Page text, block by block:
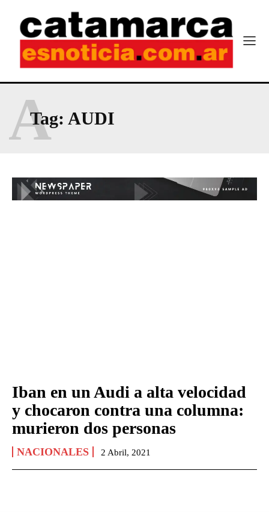
Tag: AUDI
A
Iban en un Audi a alta velocidad
y chocaron contra una columna:
murieron dos personas
NACIONALES 2 Abril, 2021